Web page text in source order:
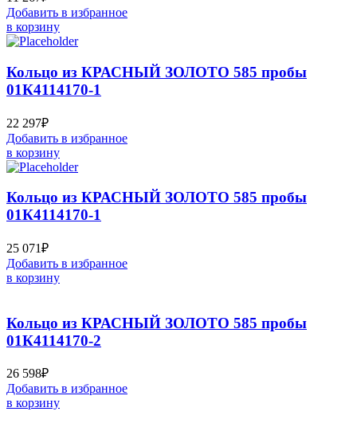
Добавить в избранное
в корзину
Кольцо из КРАСНЫЙ ЗОЛОТО 585 пробы
01К4114170-1
22 297₽
Добавить в избранное
в корзину
Кольцо из КРАСНЫЙ ЗОЛОТО 585 пробы
01К4114170-1
25 071₽
Добавить в избранное
в корзину
Кольцо из КРАСНЫЙ ЗОЛОТО 585 пробы
01К4114170-2
26 598₽
Добавить в избранное
в корзину